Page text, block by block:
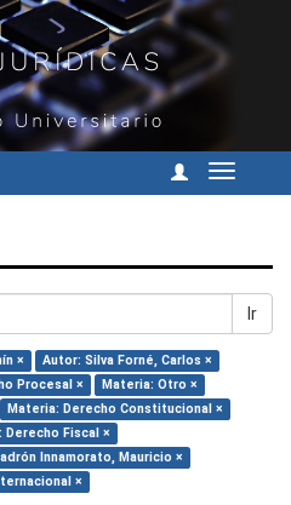
Cambiar
Ir
×
Autor: Silva Forné, Carlos ×
Procesal ×
Materia: Otro ×
Materia: Derecho Constitucional ×
Derecho Fiscal ×
Innamorato, Mauricio ×
×